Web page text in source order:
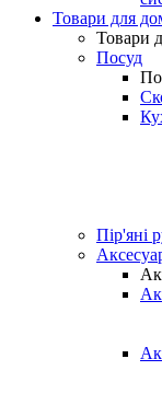
Товари для
Товари
Посуд
Пір'яні